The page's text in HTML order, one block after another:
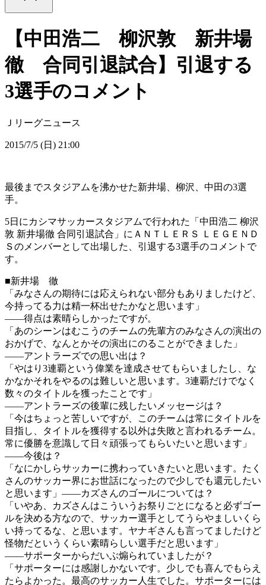
【中田浩二 柳沢敦 新井場
徹 合同引退試合】引退する
3選手のコメント
Ｊリーグニュース
2015/7/5 (日) 21:00
最後までスタジアムを沸かせた新井場、柳沢、中田の3選
手。
5日にカシマサッカースタジアムで行われた「中田浩二 柳沢
敦 新井場徹 合同引退試合」にＡＮＴＬＥＲＳ ＬＥＧＥＮＤ
Ｓのメンバーとして出場した、引退する3選手のコメントで
す。
■新井場 徹
「みなさんの期待には応えられない部分もありましたけど、
今持ってる力は精一杯出せたかなと思います」
――得点は素晴らしかったですが。
「あのシーンはむこうのチームの先輩方のみなさんの演出の
おかげで、なんとかその演出にのることができました」
――アントラーズでの思い出は？
「やはり3連覇という偉業を達成させてもらいましたし、な
かなかそれをやるのは難しいと思います。3連覇だけでなく
数々のタイトルを獲ったことです」
――アントラーズの後輩に残したいメッセージは？
「今はちょっと苦しいですが、このチームは常にタイトルを
目指し、タイトルを獲得する以外は失敗と言われるチーム。
常に優勝を意識して日々頑張ってもらいたいと思います」
――今後は？
「なにかしらサッカーに携わっていきたいと思います。たく
さんのサッカー界にお世話になったので少しでも還元したい
と思います」――カズさんのゴールについては？
「いやあ、カズさんはこういうお祭りごとになると必ずゴー
ルを決める方なので、サッカー選手としてうらやましいくら
い持ってるな、と思います。ヤナギさんも言ってましたけど
怪物だというくらい素晴らしい選手だと思います」
――サポーターからだいぶ煽られていましたが？
「サポーターには感謝しかないです。少しでも喜んでもらえ
たらよかった。最高のサッカー人生でした。サポーターには